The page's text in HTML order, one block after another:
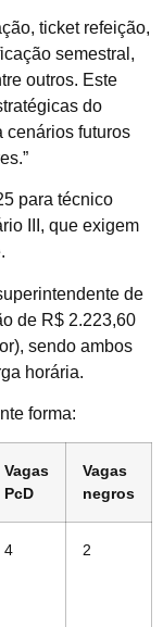
ticket refeição,
semestral,
outros. Este
do
cenários futuros
para técnico
III, que exigem
de
de R$ 2.223,60
sendo ambos
horária.
forma:
Vagas
PcD
Vagas
negros
4 2